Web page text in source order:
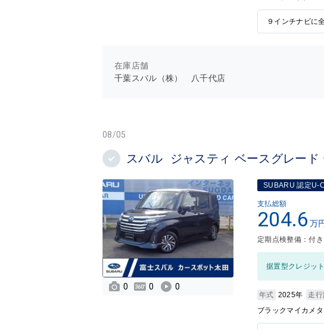
９インチナビに
在庫店舗
千葉スバル（株） 八千代店
08/05
スバル ジャスティ ベースグレー
0 0 0
SUBARU 認定U-
支払総額
204.6 万
定期点検整備：付き
据置型クレジッ
年式 2025年 走
ブラックマイカメ